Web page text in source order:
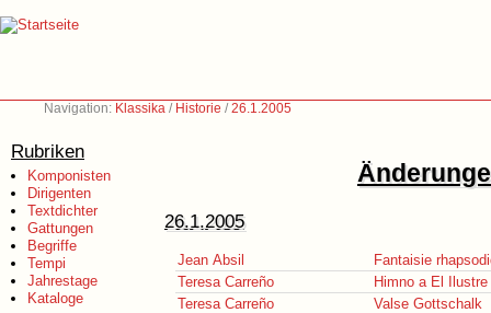
Navigation: Klassika / Historie /26.1.2005
Rubriken
Komponisten
Dirigenten
Textdichter
Gattungen
Begriffe
Tempi
Jahrestage
Kataloge
26.1.2005
Jean Absil
Fantaisie
Teresa Carreño
Himno a El
Teresa Carreño
Valse Gottschalk